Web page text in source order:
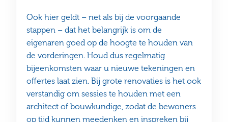
Ook hier geldt – net als bij de voorgaande
stappen – dat het belangrijk is om de
eigenaren goed op de hoogte te houden van
de vorderingen. Houd dus regelmatig
bijeenkomsten waar u nieuwe tekeningen en
offertes laat zien. Bij grote renovaties is het ook
verstandig om sessies te houden met een
architect of bouwkundige, zodat de bewoners
op tijd kunnen meedenken en inspreken bij